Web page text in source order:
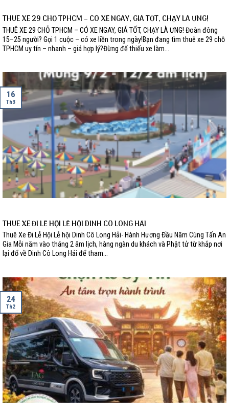
THUÊ XE 29 CHỖ TPHCM – CÓ XE NGAY, GIÁ TỐT, CHẠY LÀ ƯNG!
THUÊ XE 29 CHỖ TPHCM – CÓ XE NGAY, GIÁ TỐT, CHẠY LÀ ƯNG! Đoàn đông
15–25 người? Gọi 1 cuộc – có xe liền trong ngày!Bạn đang tìm thuê xe 29 chỗ
TPHCM uy tín – nhanh – giá hợp lý?Đừng để thiếu xe làm...
THUÊ XE ĐI LỄ HỘI LỄ HỘI DINH CÔ LONG HẢI
Thuê Xe Đi Lễ Hội Lễ hội Dinh Cô Long Hải- Hành Hương Đầu Năm Cùng Tấn An
Gia Mỗi năm vào tháng 2 âm lịch, hàng ngàn du khách và Phật tử từ khắp nơi
lại đổ về Dinh Cô Long Hải để tham...
16
Th3
24
Th2